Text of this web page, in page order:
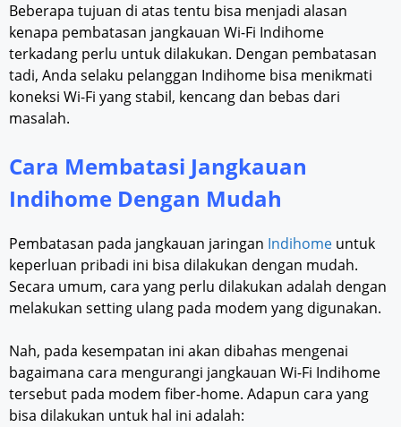
Beberapa tujuan di atas tentu bisa menjadi alasan
kenapa pembatasan jangkauan Wi-Fi Indihome
terkadang perlu untuk dilakukan. Dengan pembatasan
tadi, Anda selaku pelanggan Indihome bisa menikmati
koneksi Wi-Fi yang stabil, kencang dan bebas dari
masalah.
Cara Membatasi Jangkauan
Indihome Dengan Mudah
Pembatasan pada jangkauan jaringan Indihome untuk
keperluan pribadi ini bisa dilakukan dengan mudah.
Secara umum, cara yang perlu dilakukan adalah dengan
melakukan setting ulang pada modem yang digunakan.
Nah, pada kesempatan ini akan dibahas mengenai
bagaimana cara mengurangi jangkauan Wi-Fi Indihome
tersebut pada modem fiber-home. Adapun cara yang
bisa dilakukan untuk hal ini adalah: